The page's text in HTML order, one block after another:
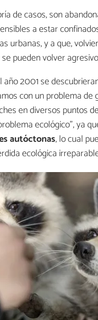
de casos, son
a estar
urbanas, y a que,
pueden volver
2001 se
con un problema
en diversos puntos
ecológico", ya
autóctonas, lo cual
ecológica